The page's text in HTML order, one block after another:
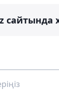
сайтында